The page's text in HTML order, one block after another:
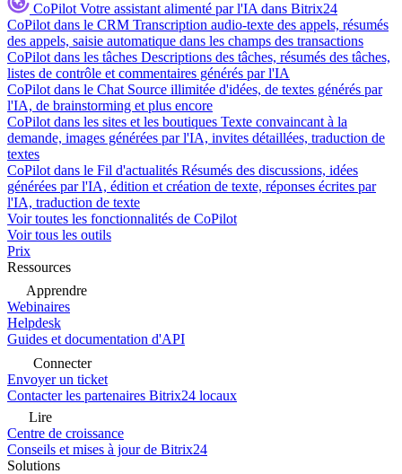
CoPilot Votre assistant alimenté par l'IA dans Bitrix24
CoPilot dans le CRM Transcription audio-texte des appels, résumés
des appels, saisie automatique dans les champs des transactions
CoPilot dans les tâches Descriptions des tâches, résumés des tâches,
listes de contrôle et commentaires générés par l'IA
CoPilot dans le Chat Source illimitée d'idées, de textes générés par
l'IA, de brainstorming et plus encore
CoPilot dans les sites et les boutiques Texte convaincant à la
demande, images générées par l'IA, invites détaillées, traduction de
textes
CoPilot dans le Fil d'actualités Résumés des discussions, idées
générées par l'IA, édition et création de texte, réponses écrites par
l'IA, traduction de texte
Voir toutes les fonctionnalités de CoPilot
Voir tous les outils
Prix
Ressources
Apprendre
Webinaires
Helpdesk
Guides et documentation d'API
Connecter
Envoyer un ticket
Contacter les partenaires Bitrix24 locaux
Lire
Centre de croissance
Conseils et mises à jour de Bitrix24
Solutions